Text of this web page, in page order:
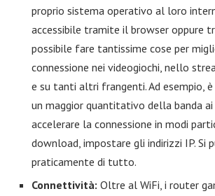
proprio sistema operativo al loro
accessibile tramite il browser oppure
possibile fare tantissime cose per
connessione nei videogiochi, nello
e su tanti altri frangenti. Ad esempio,
un maggior quantitativo della banda ai
accelerare la connessione in modi
download, impostare gli indirizzi IP. Si
praticamente di tutto.
Connettività: Oltre al WiFi, i router